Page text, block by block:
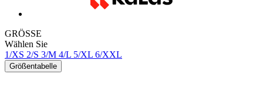
GRÖSSE
Wählen Sie
1/XS 2/S 3/M 4/L 5/XL 6/XXL
Größentabelle